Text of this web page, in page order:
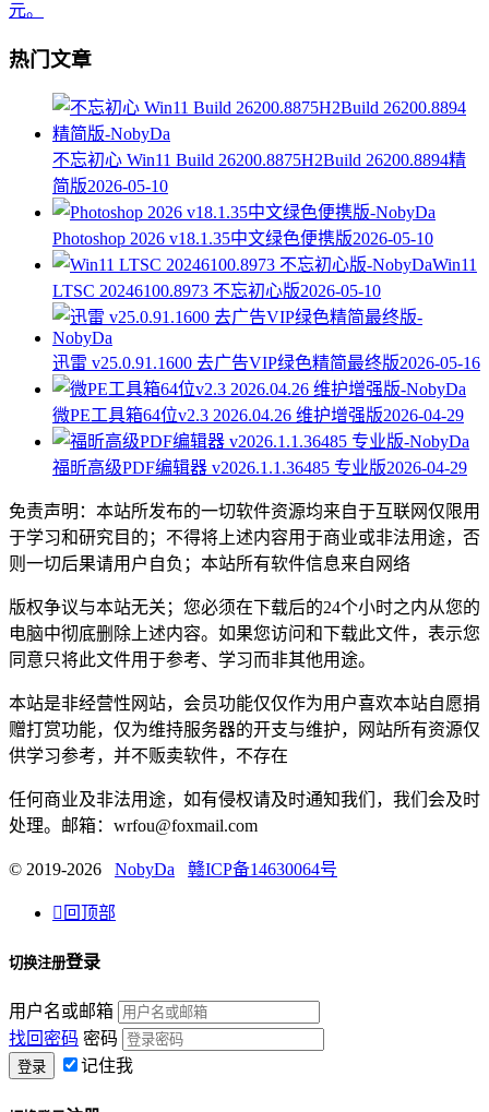
元。
热门文章
不忘初心 Win11 Build 26200.8875H2Build 26200.8894精
简版2026-05-10
Photoshop 2026 v18.1.35中文绿色便携版2026-05-10
Win11
LTSC 20246100.8973 不忘初心版2026-05-10
迅雷 v25.0.91.1600 去广告VIP绿色精简最终版2026-05-16
微PE工具箱64位v2.3 2026.04.26 维护增强版2026-04-29
福昕高级PDF编辑器 v2026.1.1.36485 专业版2026-04-29
免责声明：本站所发布的一切软件资源均来自于互联网仅限用
于学习和研究目的；不得将上述内容用于商业或非法用途，否
则一切后果请用户自负；本站所有软件信息来自网络
版权争议与本站无关；您必须在下载后的24个小时之内从您的
电脑中彻底删除上述内容。如果您访问和下载此文件，表示您
同意只将此文件用于参考、学习而非其他用途。
本站是非经营性网站，会员功能仅仅作为用户喜欢本站自愿捐
赠打赏功能，仅为维持服务器的开支与维护，网站所有资源仅
供学习参考，并不贩卖软件，不存在
任何商业及非法用途，如有侵权请及时通知我们，我们会及时
处理。邮箱：wrfou@foxmail.com
© 2019-2026 NobyDa 赣ICP备14630064号
 回顶部
切换注册登录
用户名或邮箱
找回密码 密码
记住我